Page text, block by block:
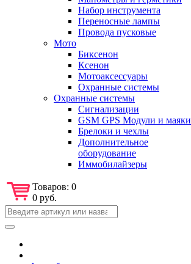
Набор инструмента
Переносные лампы
Провода пусковые
Мото
Биксенон
Ксенон
Мотоаксессуары
Охранные системы
Охранные системы
Сигнализации
GSM GPS Модули и маяки
Брелоки и чехлы
Дополнительное
оборудование
Иммобилайзеры
Товаров: 0
0 руб.